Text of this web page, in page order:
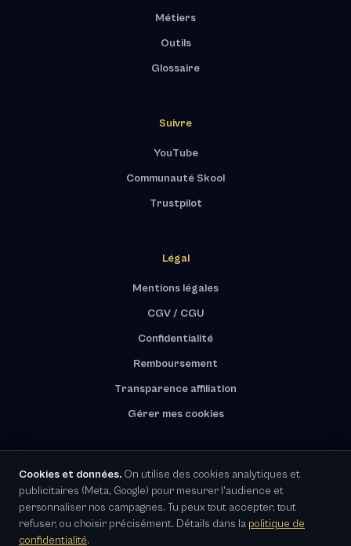
Métiers
Outils
Glossaire
Suivre
YouTube
Communauté Skool
Trustpilot
Légal
Mentions légales
CGV / CGU
Confidentialité
Remboursement
Transparence affiliation
Gérer mes cookies
RGPD · Représentant UE désigné
© 2026 LE LABO IA / AZ12 GROUP LLC · meydeey.com · Paiement sécurisé · Tous droits
Cookies et données. On utilise des cookies analytiques et
publicitaires (Meta, Google) pour mesurer l'audience et
personnaliser nos campagnes. Tu peux tout accepter, tout
refuser, ou choisir précisément. Détails dans la politique de
confidentialité.